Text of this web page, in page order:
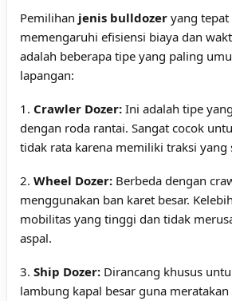
Pemilihan jenis bulldozer yang tepat
memengaruhi efisiensi biaya dan
adalah beberapa tipe yang paling
lapangan:
1. Crawler Dozer: Ini adalah tipe
dengan roda rantai. Sangat cocok
tidak rata karena memiliki traksi yang
2. Wheel Dozer: Berbeda dengan
menggunakan ban karet besar.
mobilitas yang tinggi dan tidak
aspal.
3. Ship Dozer: Dirancang khusus
lambung kapal besar guna